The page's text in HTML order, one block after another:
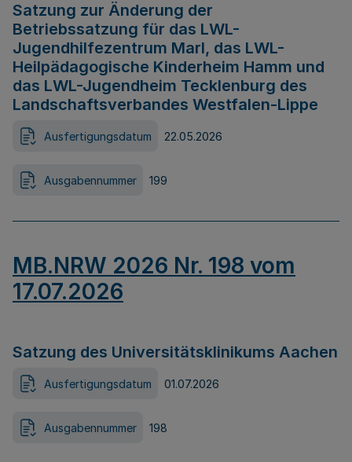
Satzung zur Änderung der
Betriebssatzung für das LWL-
Jugendhilfezentrum Marl, das LWL-
Heilpädagogische Kinderheim Hamm und
das LWL-Jugendheim Tecklenburg des
Landschaftsverbandes Westfalen-Lippe
Ausfertigungsdatum 22.05.2026
Ausgabennummer 199
MB.NRW 2026 Nr. 198 vom
17.07.2026
Satzung des Universitätsklinikums Aachen
Ausfertigungsdatum 01.07.2026
Ausgabennummer 198